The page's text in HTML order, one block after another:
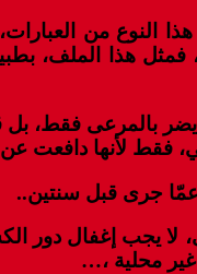
هذا النوع من
هذا الملف،
يضر بالمرعى فقط،
فقط لأنها دافعت
عمّا جرى قبل سنتين..
يجب إغفال دور
محلية ،…